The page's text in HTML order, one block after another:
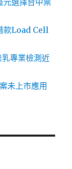
元選擇台中票
款Load Cell
專業檢測近
未上市應用